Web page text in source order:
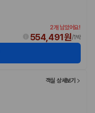
2개 남았어요!
554,491원/1박
객실 상세보기